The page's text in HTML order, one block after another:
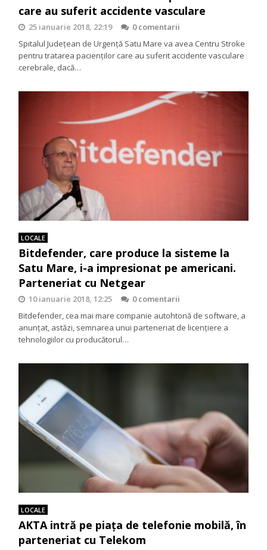
care au suferit accidente vasculare
25 ianuarie 2018, 22:19
0 comentarii
Spitalul Județean de Urgență Satu Mare va avea Centru Stroke
pentru tratarea pacienților care au suferit accidente vasculare
cerebrale, dacă…
LOCALE
Bitdefender, care produce la sisteme la
Satu Mare, i-a impresionat pe americani.
Parteneriat cu Netgear
10 ianuarie 2018, 12:25
0 comentarii
Bitdefender, cea mai mare companie autohtonă de software, a
anunțat, astăzi, semnarea unui parteneriat de licențiere a
tehnologiilor cu producătorul…
LOCALE
AKTA intră pe piața de telefonie mobilă, în
parteneriat cu Telekom